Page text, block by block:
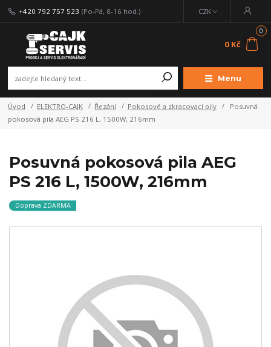
Menu
CZK
+420 792 757 523 (Po-Pá, 8-16 hod.)
0
0 Kč
Úvod ELEKTRO-CAJK Řezání Pokosové a zkracovací pily
Posuvná
pokosová pila AEG PS 216 L, 1500W, 216mm
Posuvná pokosová pila AEG
PS 216 L, 1500W, 216mm
Doprava ZDARMA